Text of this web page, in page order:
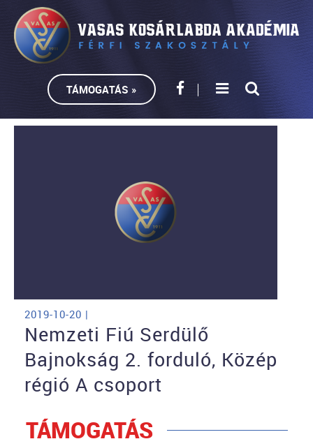
TÁMOGATÁS »
2019-10-20 |
Nemzeti Fiú Serdülő
Bajnokság 2. forduló, Közép
régió A csoport
TÁMOGATÁS